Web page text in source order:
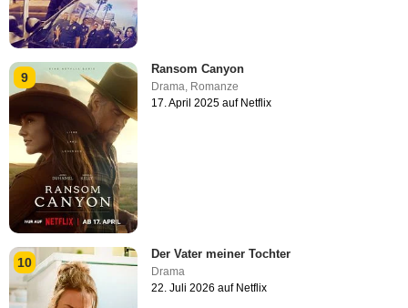
9
Ransom Canyon
Drama, Romanze
17. April 2025 auf Netflix
10
Der Vater meiner Tochter
Drama
22. Juli 2026 auf Netflix